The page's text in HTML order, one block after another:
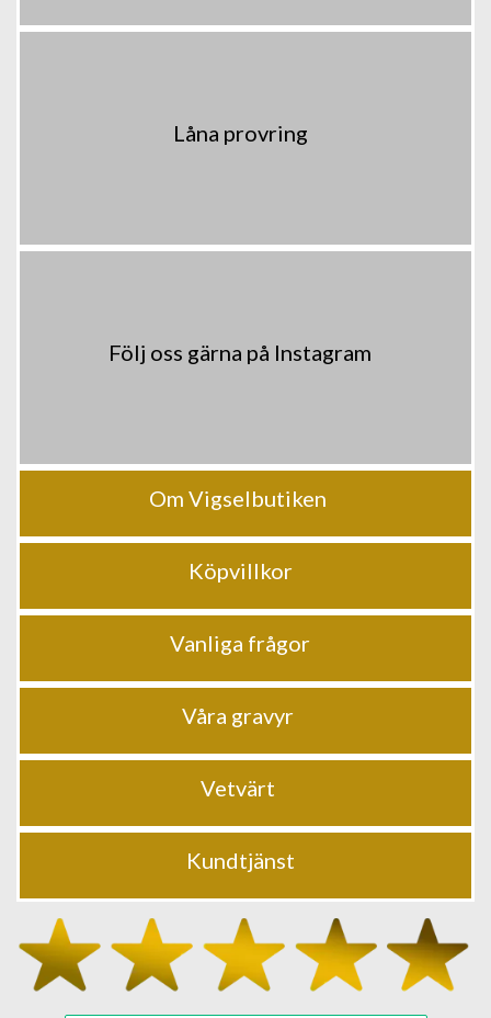
Låna provring
Följ oss gärna på Instagram
Om Vigselbutiken
Köpvillkor
Vanliga frågor
Våra gravyr
Vetvärt
Kundtjänst